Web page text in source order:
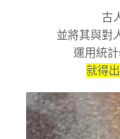
古
並將其與對
運用統
就得